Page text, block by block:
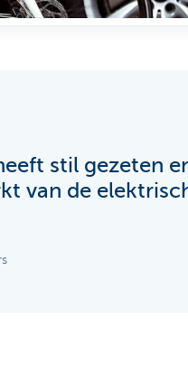
stil gezeten
van de